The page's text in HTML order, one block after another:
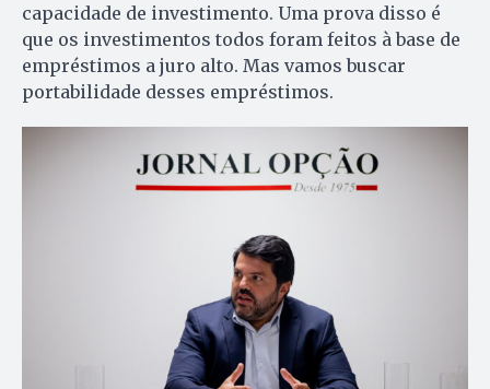
capacidade de investimento. Uma prova disso é
que os investimentos todos foram feitos à base de
empréstimos a juro alto. Mas vamos buscar
portabilidade desses empréstimos.